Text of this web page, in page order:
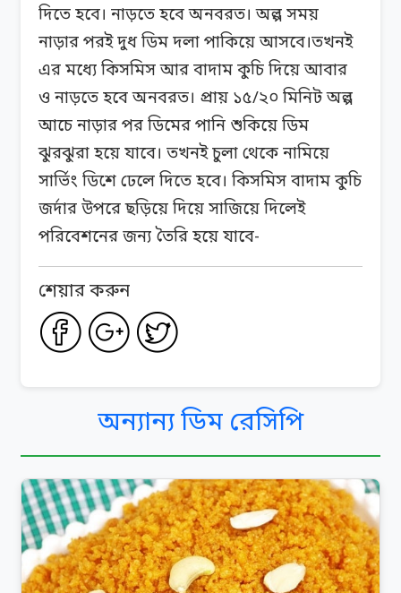
দিতে হবে। নাড়তে হবে অনবরত। অল্প সময়
নাড়ার পরই দুধ ডিম দলা পাকিয়ে আসবে।তখনই
এর মধ্যে কিসমিস আর বাদাম কুচি দিয়ে আবার
ও নাড়তে হবে অনবরত। প্রায় ১৫/২০ মিনিট অল্প
আচে নাড়ার পর ডিমের পানি শুকিয়ে ডিম
ঝুরঝুরা হয়ে যাবে। তখনই চুলা থেকে নামিয়ে
সার্ভিং ডিশে ঢেলে দিতে হবে। কিসমিস বাদাম কুচি
জর্দার উপরে ছড়িয়ে দিয়ে সাজিয়ে দিলেই
পরিবেশনের জন্য তৈরি হয়ে যাবে-
শেয়ার করুন
অন্যান্য ডিম রেসিপি